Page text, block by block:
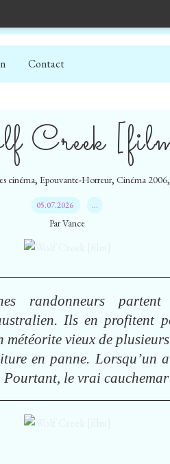
Contact
Creek
cinéma, Epouvante-Horreur, Cinéma 2006,
05.07.2026 …
Par Vance
randonneurs
Ils en profitent
météorite vieux de
en panne. Lorsqu’un
le vrai cauchemar